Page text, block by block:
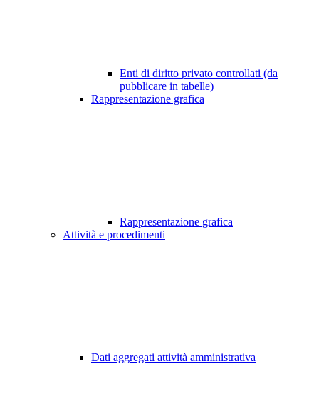
Enti di diritto privato controllati (da
pubblicare in tabelle)
Rappresentazione grafica
Rappresentazione grafica
Attività e procedimenti
Dati aggregati attività amministrativa